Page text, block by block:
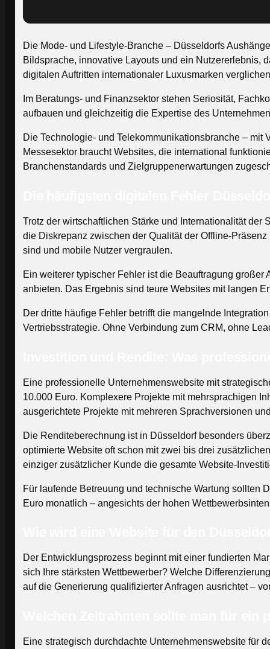
Die Mode- und Lifestyle-Branche – Düsseldorfs
Bildsprache, innovative Layouts und ein Nutzererlebnis,
digitalen Auftritten internationaler Luxusmarken
Im Beratungs- und Finanzsektor stehen Seriosität,
aufbauen und gleichzeitig die Expertise des
Die Technologie- und Telekommunikationsbranche –
Messesektor braucht Websites, die international
Branchenstandards und Zielgruppenerwartungen
Trotz der wirtschaftlichen Stärke und Internationalität
die Diskrepanz zwischen der Qualität der Offline-
sind und mobile Nutzer vergraulen.
Ein weiterer typischer Fehler ist die Beauftragung
anbieten. Das Ergebnis sind teure Websites mit langen
Der dritte häufige Fehler betrifft die mangelnde
Vertriebsstrategie. Ohne Verbindung zum CRM, ohne
Eine professionelle Unternehmenswebsite mit
10.000 Euro. Komplexere Projekte mit mehrsprachigen
ausgerichtete Projekte mit mehreren Sprachversionen
Die Renditeberechnung ist in Düsseldorf besonders
optimierte Website oft schon mit zwei bis drei
einziger zusätzlicher Kunde die gesamte Website-
Für laufende Betreuung und technische Wartung sollten
Euro monatlich – angesichts der hohen
Der Entwicklungsprozess beginnt mit einer fundierten
sich Ihre stärksten Wettbewerber? Welche
auf die Generierung qualifizierter Anfragen ausrichtet –
Eine strategisch durchdachte Unternehmenswebsite für